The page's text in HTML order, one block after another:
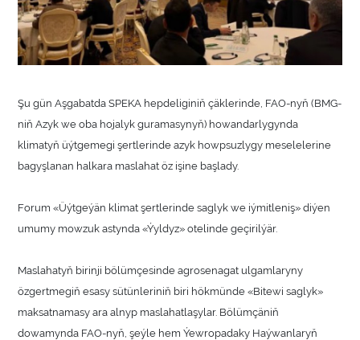
Şu gün Aşgabatda SPEKA hepdeliginiň çäklerinde, FAO-nyň (BMG-
niň Azyk we oba hojalyk guramasynyň) howandarlygynda
klimatyň üýtgemegi şertlerinde azyk howpsuzlygy meselelerine
bagyşlanan halkara maslahat öz işine başlady.
Forum «Üýtgeýän klimat şertlerinde saglyk we iýmitleniş» diýen
umumy mowzuk astynda «Ýyldyz» otelinde geçirilýär.
Maslahatyň birinji bölümçesinde agrosenagat ulgamlaryny
özgertmegiň esasy sütünleriniň biri hökmünde «Bitewi saglyk»
maksatnamasy ara alnyp maslahatlaşylar. Bölümçäniň
dowamynda FAO-nyň, şeýle hem Ýewropadaky Haýwanlaryň